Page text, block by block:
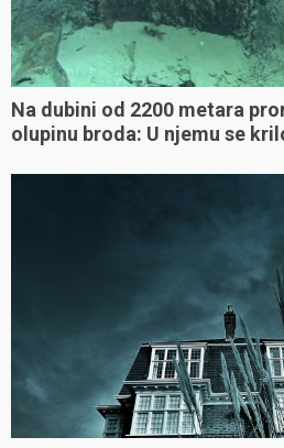
Na dubini od 2200 metara
olupinu broda: U njemu se